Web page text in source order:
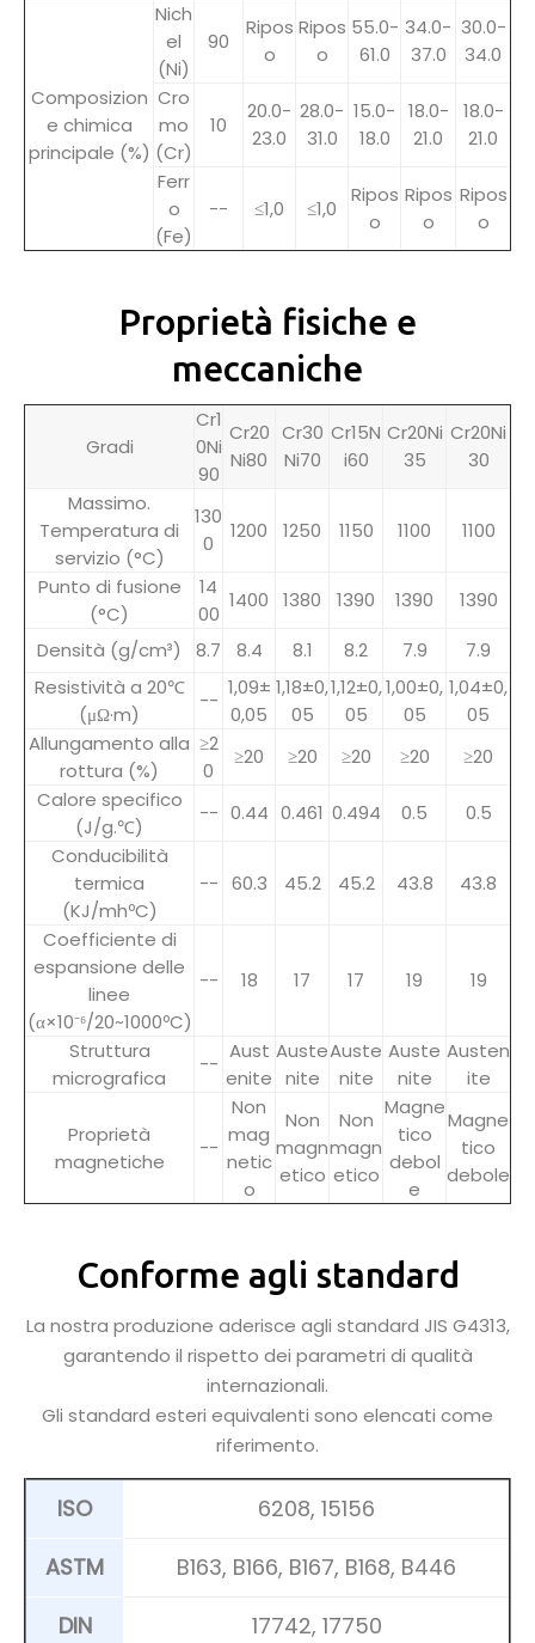
Composizion
e chimica
principale (%)
Nich
el
(Ni)
90
Ripos
o
Ripos
o
55.0-
61.0
34.0-
37.0
30.0-
34.0
Cro
mo
(Cr)
10
20.0-
23.0
28.0-
31.0
15.0-
18.0
18.0-
21.0
18.0-
21.0
Ferr
o
(Fe)
-- ≤1,0 ≤1,0
Ripos
o
Ripos
o
Ripos
o
Proprietà fisiche e
meccaniche
Gradi
Cr1
0Ni
90
Cr20
Ni80
Cr30
Ni70
Cr15N
i60
Cr20Ni
35
Cr20Ni
30
Massimo.
Temperatura di
servizio (°C)
130
0
1200 1250 1150 1100 1100
Punto di fusione
(°C)
14
00
1400 1380 1390 1390
1390
Densità (g/cm³)
8.7 8.4 8.1 8.2 7.9
7.9
Resistività a 20℃
(μΩ·m)
--
1,09±
0,05
1,18±0,
05
1,12±0,
05
1,00±0,
05
1,04±0,
05
Allungamento alla
rottura (%)
≥2
0
≥20 ≥20 ≥20 ≥20
≥20
Calore specifico
(J/g.℃)
-- 0.44 0.461 0.494 0.5
0.5
Conducibilità
termica
(KJ/mhºC)
-- 60.3 45.2 45.2 43.8 43.8
Coefficiente di
espansione delle
linee
(α×10⁻⁶/20~1000ºC)
-- 18 17 17 19 19
Struttura
micrografica
--
Aust
enite
Auste
nite
Auste
nite
Auste
nite
Austen
ite
Proprietà
magnetiche
--
Non
mag
netic
o
Non
magn
etico
Non
magn
etico
Magne
tico
debol
e
Magne
tico
debole
Conforme agli standard
La nostra produzione aderisce agli standard JIS G4313,
garantendo il rispetto dei parametri di qualità
internazionali.
Gli standard esteri equivalenti sono elencati come
riferimento.
ISO
6208, 15156
ASTM
B163, B166, B167, B168, B446
DIN
17742, 17750